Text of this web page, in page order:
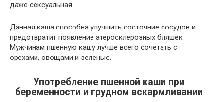
даже сексуальная.
Данная каша способна улучшить состояние сосудов и
предотвратит появление атеросклерозных бляшек.
Мужчинам пшенную кашу лучше всего сочетать с
орехами, овощами и зеленью.
Употребление пшенной каши при
беременности и грудном вскармливании